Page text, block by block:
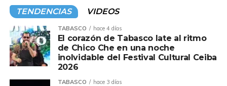
TENDENCIAS VIDEOS
TABASCO hace 4 días
El corazón de Tabasco late al ritmo
de Chico Che en una noche
inolvidable del Festival Cultural Ceiba
2026
TABASCO hace 3 días